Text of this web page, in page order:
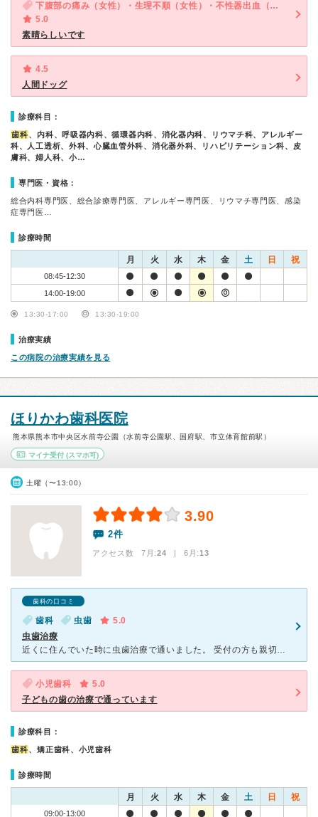
下腹部の痛み（女性）・生理不順（女性）・不性器出血（女性）・おりものの異常（女性）
5.0
素晴らしいです
4.5
人間ドッグ
診療科目：
歯科、内科、呼吸器内科、循環器内科、消化器内科、リウマチ科、アレルギー
科、人工透析、外科、心臓血管外科、消化器外科、リハビリテーション科、皮
膚科、婦人科、小…
専門医・資格：
総合内科専門医、総合診療専門医、アレルギー専門医、リウマチ専門医、感染
症専門医…
診療時間
月 火 水 木 金 土 日 祝
08:45-12:30
14:00-19:00
13:30-17:00 13:30-19:00
治療実績
この病院の治療実績を見る
ほりかわ歯科医院
熊本県熊本市中央区水前寺公園（水前寺公園駅、国府駅、市立体育館前駅）
マイナ受付 (スマホ可)
土曜（〜13:00）
3.90
2件
アクセス数 7月:24 | 6月:13
歯科の口コミ
歯科 虫歯
5.0
虫歯治療
近くに住んでいた時に虫歯治療で通いました。 受付の方も親切ですし、看護師の方もニコニコされています。最初に今後どういう風に治療していくか、今後の流れと治療にはどれくらいの期間がかかるか先生が説明をし
小児歯科
5.0
子どもの歯の治療で通っています
診療科目：
歯科、矯正歯科、小児歯科
診療時間
月 火 水 木 金 土 日 祝
09:00-13:00